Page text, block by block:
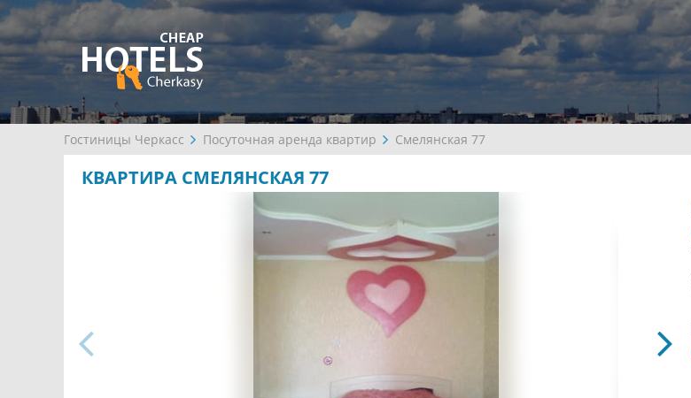
Гостиницы Черкасс Посуточная аренда квартир Смелянская 77
КВАРТИРА СМЕЛЯНСКАЯ 77